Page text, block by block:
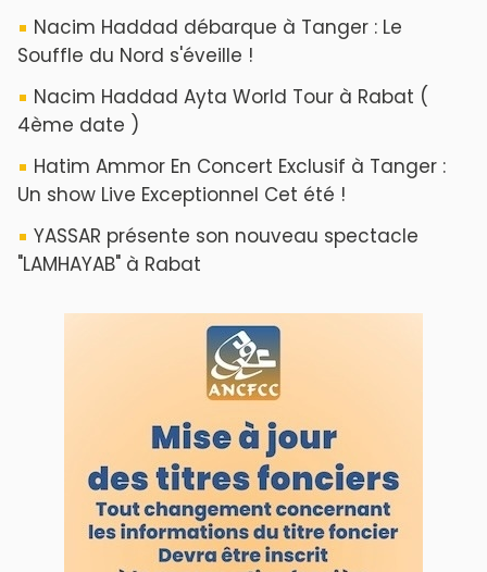
Nacim Haddad débarque à Tanger : Le
Souffle du Nord s'éveille !
Nacim Haddad Ayta World Tour à Rabat (
4ème date )
Hatim Ammor En Concert Exclusif à Tanger :
Un show Live Exceptionnel Cet été !
YASSAR présente son nouveau spectacle
"LAMHAYAB" à Rabat